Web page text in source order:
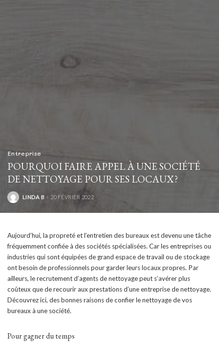
Entreprise
POURQUOI FAIRE APPEL À UNE SOCIÉTÉ
DE NETTOYAGE POUR SES LOCAUX ?
POSTED
LINDA B 20 FÉVRIER 2022
Aujourd’hui, la propreté et l’entretien des bureaux est devenu une tâche
fréquemment confiée à des sociétés spécialisées. Car les entreprises ou
industries qui sont équipées de grand espace de travail ou de stockage
ont besoin de professionnels pour garder leurs locaux propres. Par
ailleurs, le recrutement d’agents de nettoyage peut s’avérer plus
coûteux que de recourir aux prestations d’une entreprise de nettoyage.
Découvrez ici, des bonnes raisons de confier le nettoyage de vos
bureaux à une société.
Pour gagner du temps